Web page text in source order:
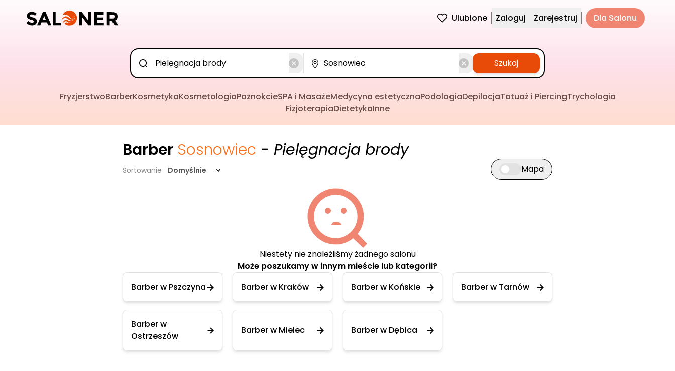
Ulubione Zaloguj Zarejestruj Dla Salonu
Szukaj
FryzjerstwoBarberKosmetykaKosmetologiaPaznokcieSPA i MasażeMedycyna estetycznaPodologiaDepilacjaTatuaż i PiercingTrychologia
FizjoterapiaDietetykaInne
Barber Sosnowiec - Pielęgnacja brody
Sortowanie Domyślnie Przełącz widok mapy
Mapa
Niestety nie znaleźliśmy żadnego salonu
Może poszukamy w innym mieście lub kategorii?
Barber w Pszczyna
Barber w Kraków Barber w Końskie Barber w Tarnów
Barber w
Ostrzeszów
Barber w Mielec Barber w Dębica